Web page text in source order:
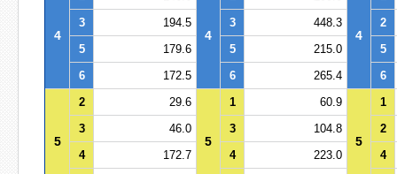
4 4 4
3
194.5 3 448.3
2
5
179.6 5 215.0
5
6
172.5 6 265.4 6
5
2 29.6
5
1 60.9
5
1
3
46.0 3 104.8
2
4
172.7 4 223.0
4